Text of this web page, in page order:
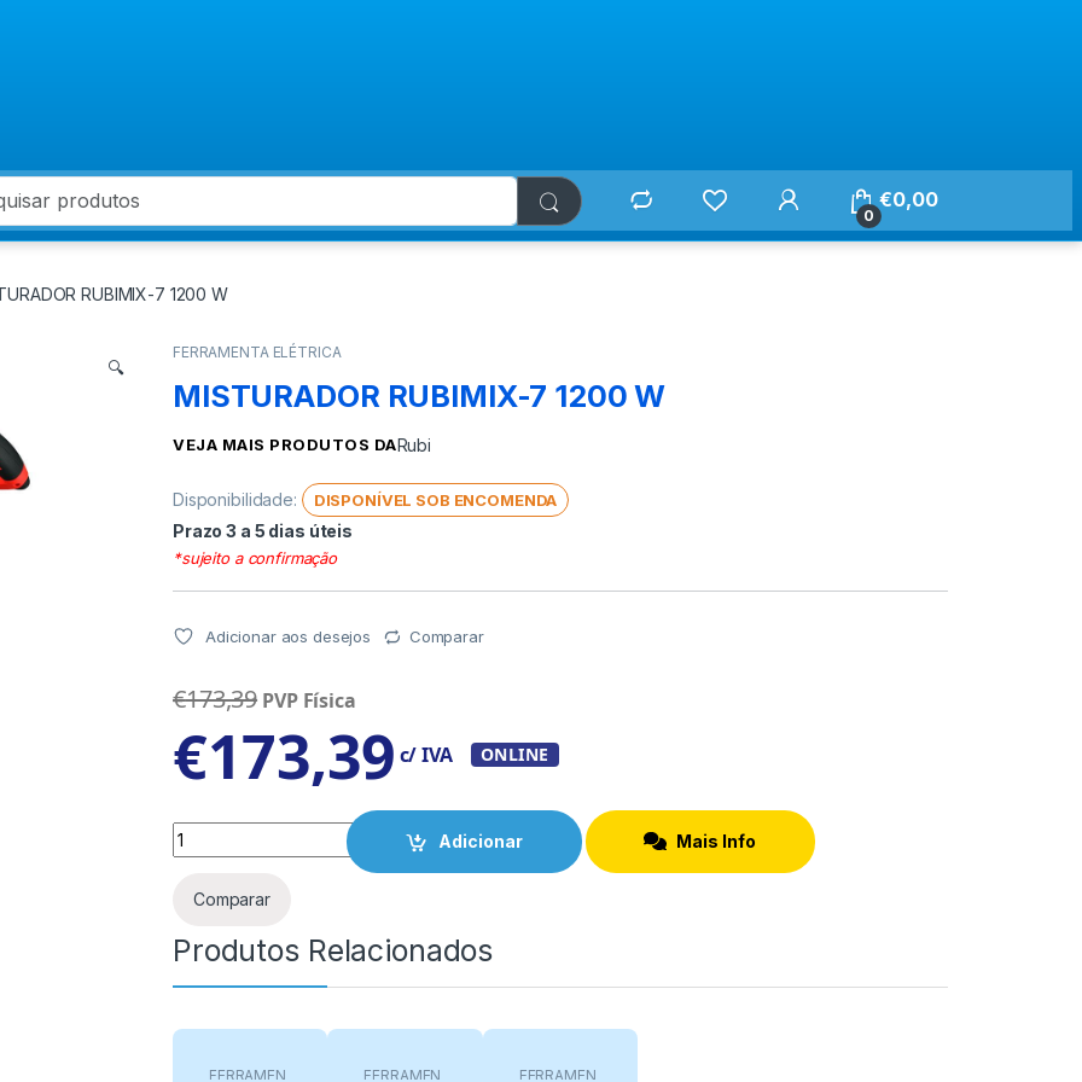
for:
0
€0,00
RUBIMIX-7 1200 W
🔍
FERRAMENTA ELÉTRICA
MISTURADOR RUBIMIX-7 1200 W
VEJA MAIS PRODUTOS DARubi
Disponibilidade: DISPONÍVEL SOB ENCOMENDA
Prazo 3 a 5 dias úteis
*sujeito a confirmação
Adicionar aos desejos Comparar
€173,39 PVP Física
€173,39 c/ IVA ONLINE
Quantity
Adicionar Mais Info
Comparar
Produtos Relacionados
FERRAMEN
FERRAMEN
FERRAMEN